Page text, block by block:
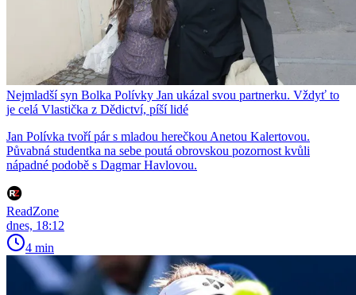
Nejmladší syn Bolka Polívky Jan ukázal svou partnerku. Vždyť to
je celá Vlastička z Dědictví, píší lidé
Jan Polívka tvoří pár s mladou herečkou Anetou Kalertovou.
Půvabná studentka na sebe poutá obrovskou pozornost kvůli
nápadné podobě s Dagmar Havlovou.
ReadZone
dnes, 18:12
4 min